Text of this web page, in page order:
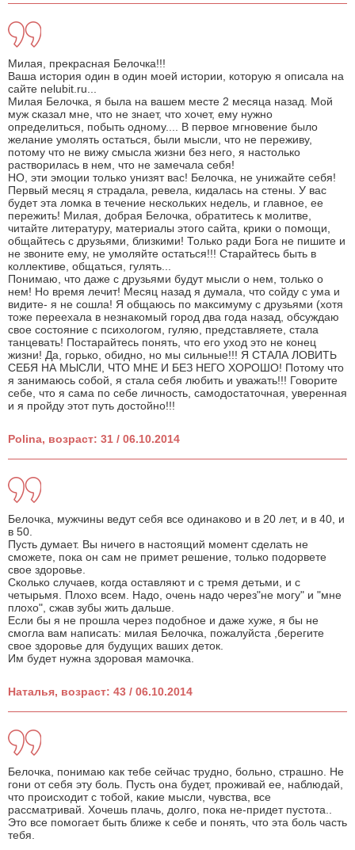
Милая, прекрасная Белочка!!!
Ваша история один в один моей истории, которую я описала на
сайте nelubit.ru...
Милая Белочка, я была на вашем месте 2 месяца назад. Мой
муж сказал мне, что не знает, что хочет, ему нужно
определиться, побыть одному.... В первое мгновение было
желание умолять остаться, были мысли, что не переживу,
потому что не вижу смысла жизни без него, я настолько
растворилась в нем, что не замечала себя!
НО, эти эмоции только унизят вас! Белочка, не унижайте себя!
Первый месяц я страдала, ревела, кидалась на стены. У вас
будет эта ломка в течение нескольких недель, и главное, ее
пережить! Милая, добрая Белочка, обратитесь к молитве,
читайте литературу, материалы этого сайта, крики о помощи,
общайтесь с друзьями, близкими! Только ради Бога не пишите и
не звоните ему, не умоляйте остаться!!! Старайтесь быть в
коллективе, общаться, гулять...
Понимаю, что даже с друзьями будут мысли о нем, только о
нем! Но время лечит! Месяц назад я думала, что сойду с ума и
видите- я не сошла! Я общаюсь по максимуму с друзьями (хотя
тоже переехала в незнакомый город два года назад, обсуждаю
свое состояние с психологом, гуляю, представляете, стала
танцевать! Постарайтесь понять, что его уход это не конец
жизни! Да, горько, обидно, но мы сильные!!! Я СТАЛА ЛОВИТЬ
СЕБЯ НА МЫСЛИ, ЧТО МНЕ И БЕЗ НЕГО ХОРОШО! Потому что
я занимаюсь собой, я стала себя любить и уважать!!! Говорите
себе, что я сама по себе личность, самодостаточная, уверенная
и я пройду этот путь достойно!!!
Polina, возраст: 31 / 06.10.2014
Белочка, мужчины ведут себя все одинаково и в 20 лет, и в 40, и
в 50.
Пусть думает. Вы ничего в настоящий момент сделать не
сможете, пока он сам не примет решение, только подорвете
свое здоровье.
Сколько случаев, когда оставляют и с тремя детьми, и с
четырьмя. Плохо всем. Надо, очень надо через"не могу" и "мне
плохо", сжав зубы жить дальше.
Если бы я не прошла через подобное и даже хуже, я бы не
смогла вам написать: милая Белочка, пожалуйста ,берегите
свое здоровье для будущих ваших деток.
Им будет нужна здоровая мамочка.
Наталья, возраст: 43 / 06.10.2014
Белочка, понимаю как тебе сейчас трудно, больно, страшно. Не
гони от себя эту боль. Пусть она будет, проживай ее, наблюдай,
что происходит с тобой, какие мысли, чувства, все
рассматривай. Хочешь плачь, долго, пока не-придет пустота..
Это все помогает быть ближе к себе и понять, что эта боль часть
тебя.